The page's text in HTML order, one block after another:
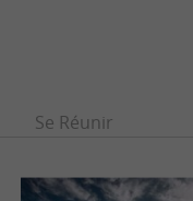
Se Réunir